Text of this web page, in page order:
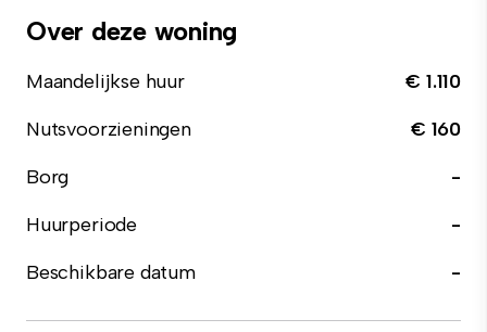
Over deze woning
Maandelijkse huur
€ 1.110
Nutsvoorzieningen
€ 160
Borg
-
Huurperiode
-
Beschikbare datum
-